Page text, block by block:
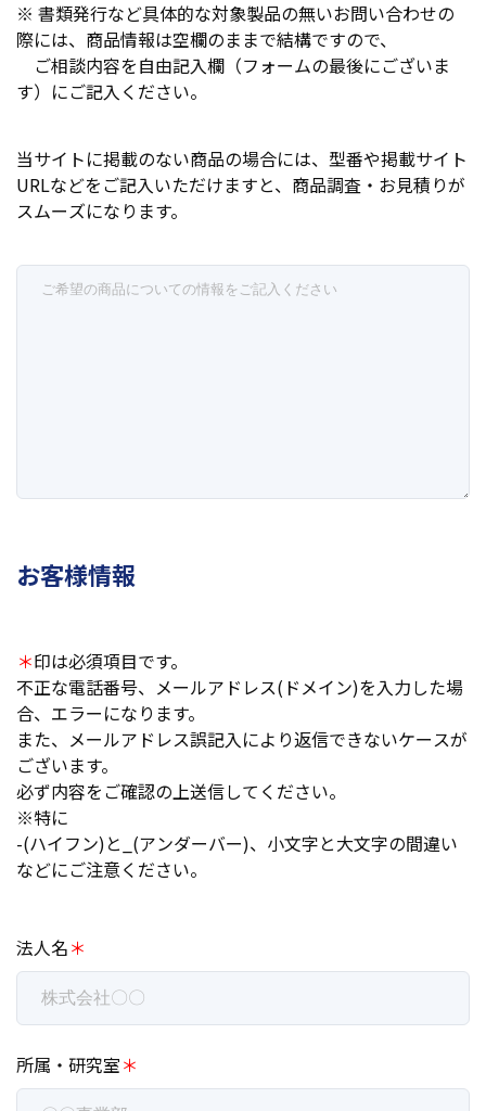
※ 書類発行など具体的な対象製品の無いお問い合わせの
際には、商品情報は空欄のままで結構ですので、
ご相談内容を自由記入欄（フォームの最後にございま
す）にご記入ください。
当サイトに掲載のない商品の場合には、型番や掲載サイト
URLなどをご記入いただけますと、商品調査・お見積りが
スムーズになります。
お客様情報
＊印は必須項目です。
不正な電話番号、メールアドレス(ドメイン)を入力した場
合、エラーになります。
また、メールアドレス誤記入により返信できないケースが
ございます。
必ず内容をご確認の上送信してください。
※特に
-(ハイフン)と_(アンダーバー)、小文字と大文字の間違い
などにご注意ください。
法人名＊
所属・研究室＊